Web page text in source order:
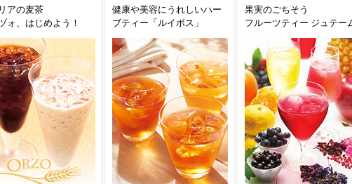
健康や美容にうれしいハー
ブティー「ルイボス」
果実のごちそう
フルーツティー ジュテーム
ノンカフェインのお茶
～ウェルネス～